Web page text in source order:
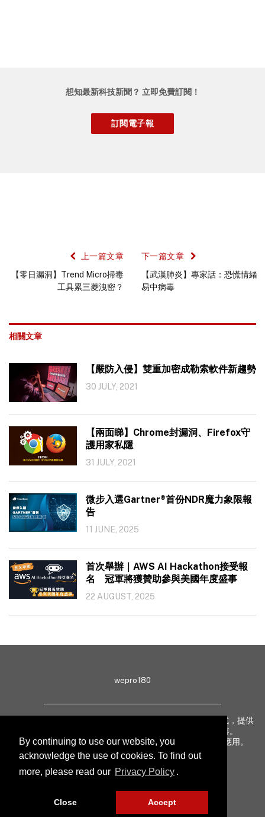
By continuing to use our website, you
acknowledge the use of cookies. To find out
more, please read our Privacy Policy .
Close Accept
想知最新科技新聞？ 立即免費訂閱！
上一篇文章
【零日漏洞】Trend Micro掃毒
工具累三菱洩密？
下一篇文章
【武漢肺炎】專家話：恐慌情緒
易中病毒
相關文章
【嚴防入侵】雙重加密成勒索軟件新趨勢
30 JULY, 2021
【兩面睇】Chrome封漏洞、Firefox守
護用家私隱
31 JULY, 2021
微步入選Gartner®首份NDR魔力象限報
告
11 JUNE, 2025
首次舉辦｜AWS AI Hackathon接受報
名 冠軍將獲贊助參與美國年度盛事
22 AUGUST, 2025
wepro180
wepro180 由 IT 業界專家組成，以生動有趣、深入淺出方式，提供
最新 IT 動態、趨勢、技術、行業熱話、專題報導等內容。
致力提升亞太地區科技知識及網絡安全意識，促進新技術應用。